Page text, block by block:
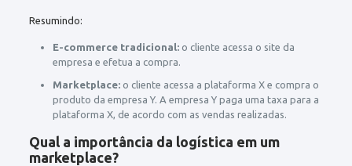
Resumindo:
E-commerce tradicional:o cliente acessa o site da
empresa e efetua a compra.
Marketplace:o cliente acessa a plataforma X e compra o
produto da empresa Y. A empresa Y paga uma taxa para a
plataforma X, de acordo com as vendas realizadas.
Qual a importância da logística em um
marketplace?